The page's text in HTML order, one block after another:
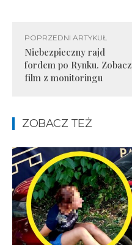
POPRZEDNI ARTYKUŁ
Niebezpieczny rajd
fordem po Rynku. Zobacz
film z monitoringu
ZOBACZ TEŻ